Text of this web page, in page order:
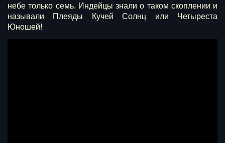
небе только семь. Индейцы знали о таком скоплении и
называли Плеяды Кучей Солнц или Четыреста
Юношей!